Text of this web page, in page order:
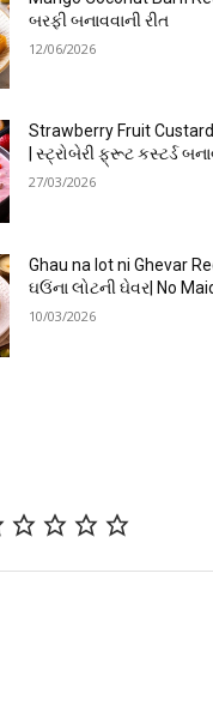
બરફી બનાવવાની રીત
12/06/2026
Strawberry Fruit
| સ્ટ્રોબેરી ફ્રૂટ કસ્ટર્ડ
27/03/2026
Ghau na lot ni Ghevar
ઘઉંના લોટની ઘેવર| No
10/03/2026